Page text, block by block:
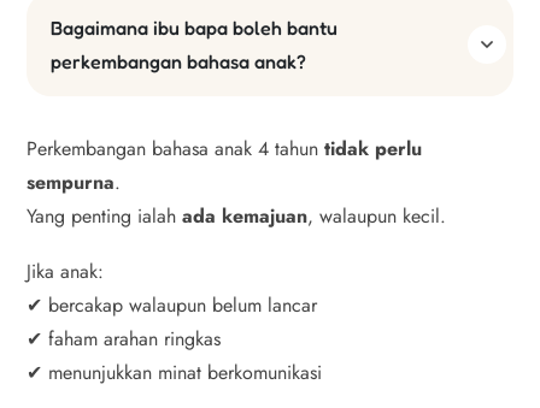
Bagaimana ibu bapa boleh bantu
perkembangan bahasa anak?
Perkembangan bahasa anak 4 tahun tidak perlu
sempurna.
Yang penting ialah ada kemajuan, walaupun kecil.
Jika anak:
✔ bercakap walaupun belum lancar
✔ faham arahan ringkas
✔ menunjukkan minat berkomunikasi